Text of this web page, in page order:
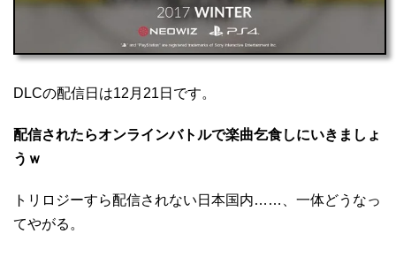
DLCの配信日は12月21日です。
配信されたらオンラインバトルで楽曲乞食しにいきましょ
うｗ
トリロジーすら配信されない日本国内……、一体どうなっ
てやがる。